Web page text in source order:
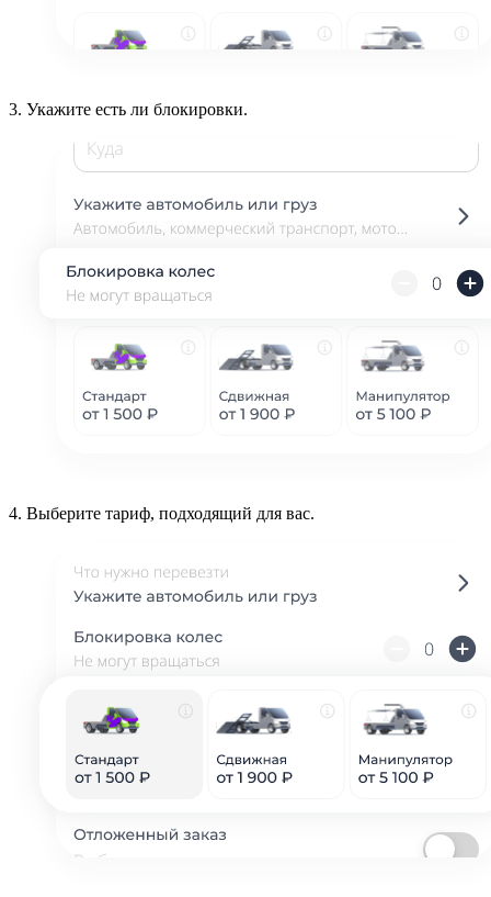
3. Укажите есть ли блокировки.
4. Выберите тариф, подходящий для вас.